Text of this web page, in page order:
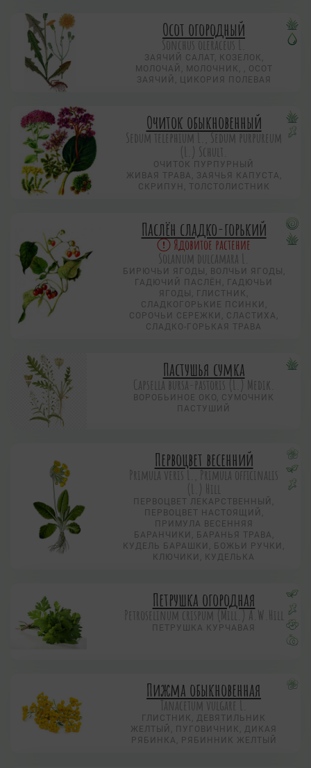
Осот огородный
Sonchus oleraceus L.
ЗАЯЧИЙ САЛАТ, КОЗЕЛОК,
МОЛОЧАЙ, МОЛОЧНИК, , ОСОТ
ЗАЯЧИЙ, ЦИКОРИЯ ПОЛЕВАЯ
Очиток обыкновенный
Sedum telephium L., Sedum purpureum
(L.) Schult.
ОЧИТОК ПУРПУРНЫЙ
ЖИВАЯ ТРАВА, ЗАЯЧЬЯ КАПУСТА,
СКРИПУН, ТОЛСТОЛИСТНИК
Паслён сладко-горький
Ядовитое растение
Solanum dulcamara L.
БИРЮЧЬИ ЯГОДЫ, ВОЛЧЬИ ЯГОДЫ,
ГАДЮЧИЙ ПАСЛЁН, ГАДЮЧЬИ
ЯГОДЫ, ГЛИСТНИК,
СЛАДКОГОРЬКИЕ ПСИНКИ,
СОРОЧЬИ СЕРЕЖКИ, СЛАСТИХА,
СЛАДКО-ГОРЬКАЯ ТРАВА
Пастушья сумка
Capsella bursa-pastoris (L.) Medik.
ВОРОБЬИНОЕ ОКО, CУМОЧНИК
ПАСТУШИЙ
Первоцвет весенний
Primula veris L., Primula officinalis
(L.) Hill
ПЕРВОЦВЕТ ЛЕКАРСТВЕННЫЙ,
ПЕРВОЦВЕТ НАСТОЯЩИЙ,
ПРИМУЛА ВЕСЕННЯЯ
БАРАНЧИКИ, БАРАНЬЯ ТРАВА,
КУДЕЛЬ БАРАШКИ, БОЖЬИ РУЧКИ,
КЛЮЧИКИ, КУДЕЛЬКА
Петрушка огородная
Petroselinum crispum (Mill.) A.W.Hill
ПЕТРУШКА КУРЧАВАЯ
Пижма обыкновенная
Tanacetum vulgare L.
ГЛИСТНИК, ДЕВЯТИЛЬНИК
ЖЕЛТЫЙ, ПУГОВИЧНИК, ДИКАЯ
РЯБИНКА, РЯБИННИК ЖЕЛТЫЙ